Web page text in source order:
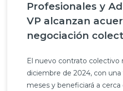
Profesionales y
VP alcanzan
negociación
El nuevo contrato colectivo
diciembre de 2024, con
meses y beneficiará a cerca